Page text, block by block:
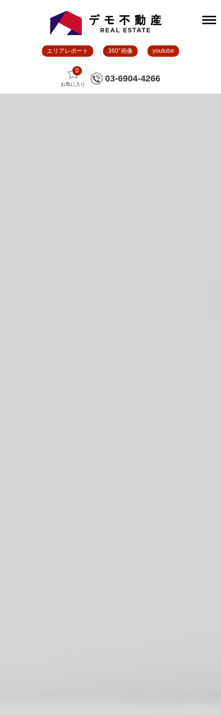
エリアレポート 360°画像 youtube
0
お気に入り
03-6904-4266